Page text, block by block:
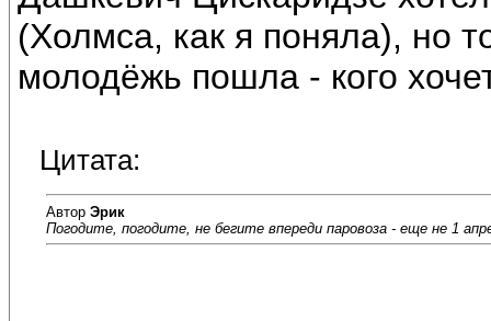
(Холмса, как я поняла), но
молодёжь пошла - кого
Цитата:
Автор Эрик
Погодите, погодите, не бегите впереди паровоза - еще не 1